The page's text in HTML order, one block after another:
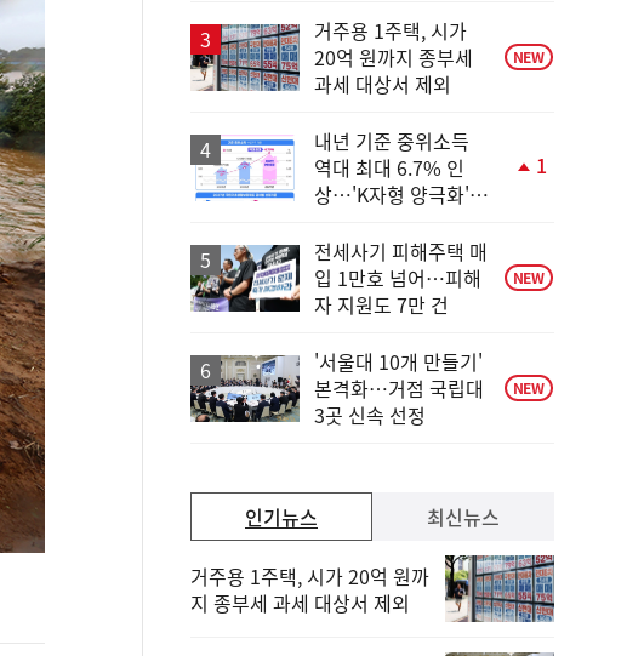
거주용 1주택, 시가
20억 원까지 종부세
과세 대상서 제외
NEW
내년 기준 중위소득
역대 최대 6.7% 인
상…'K자형 양극화'
1
전세사기 피해주택 매
입 1만호 넘어…피해
자 지원도 7만 건
NEW
'서울대 10개 만들기'
본격화…거점 국립대
3곳 신속 선정
NEW
인기뉴스
거주용 1주택, 시가 20억 원까
지 종부세 과세 대상서 제외
최신뉴스